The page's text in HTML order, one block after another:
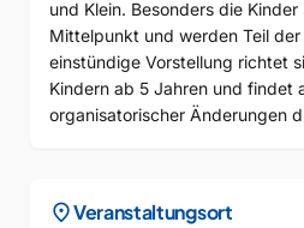
und Klein. Besonders die
Mittelpunkt und werden Teil der
einstündige Vorstellung richtet
Kindern ab 5 Jahren und findet
organisatorischer Änderungen
location_onVeranstaltungsort